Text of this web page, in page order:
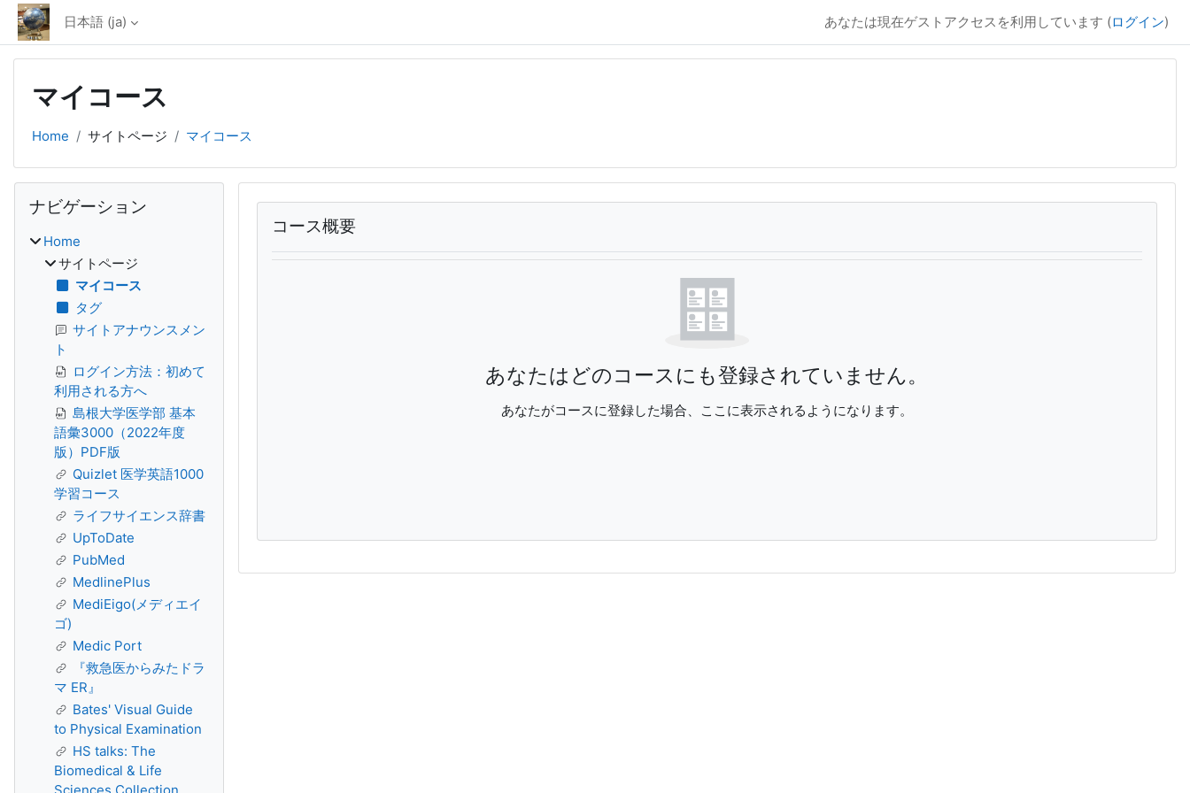
メインコンテンツへスキップする
日本語 ‎(ja)‎ あなたは現在ゲストアクセスを利用しています (ログイン)
マイコース
Home サイトページ マイコース
メインコンテンツブロック
コース概要
あなたはどのコースにも登録されていません。
あなたがコースに登録した場合、ここに表示されるようになります。
ブロック
ナビゲーション
Home
サイトページ
マイコース
タグ
サイトアナウンスメン
ト
ログイン方法：初めて
利用される方へ
島根大学医学部 基本
語彙3000（2022年度
版）PDF版
Quizlet 医学英語1000
学習コース
ライフサイエンス辞書
UpToDate
PubMed
MedlinePlus
MediEigo(メディエイ
ゴ)
Medic Port
『救急医からみたドラ
マ ER』
Bates' Visual Guide
to Physical Examination
HS talks: The
Biomedical & Life